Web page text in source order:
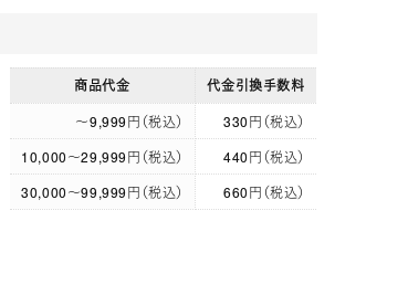
商品代金 代金引換手数料
～9,999円（税込）
330円（税込）
10,000～29,999円（税込）
440円（税込）
30,000～99,999円（税込）
660円（税込）